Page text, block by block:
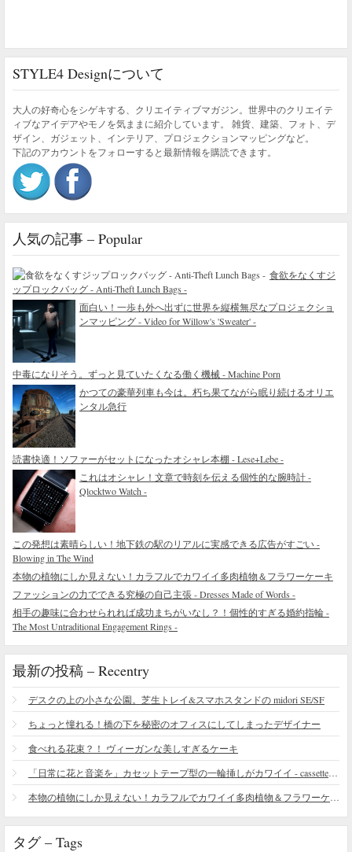
STYLE4 Designについて
大人の好奇心をシゲキする、クリエイティブマガジン。世界中のクリエイテ
ィブなアイデアやモノを気ままに紹介しています。 雑貨、建築、フォト、デ
ザイン、ガジェット、インテリア、プロジェクションマッピングなど。
下記のアカウントをフォローすると最新情報を購読できます。
人気の記事 – Popular
食欲をなくすジ
ップロックバッグ - Anti-Theft Lunch Bags -
面白い！一歩も外へ出ずに世界を縦横無尽なプロジェクショ
ンマッピング - Video for Willow's 'Sweater' -
中毒になりそう。ずっと見ていたくなる働く機械 - Machine Porn
かつての豪華列車も今は。朽ち果てながら眠り続けるオリエ
ンタル急行
読書快適！ソファーがセットになったオシャレ本棚 - Lese+Lebe -
これはオシャレ！文章で時刻を伝える個性的な腕時計 -
Qlocktwo Watch -
この発想は素晴らしい！地下鉄の駅のリアルに実感できる広告がすごい -
Blowing in The Wind
本物の植物にしか見えない！カラフルでカワイイ多肉植物＆フラワーケーキ
ファッションの力でできる究極の自己主張 - Dresses Made of Words -
相手の趣味に合わせられれば成功まちがいなし？！個性的すぎる婚約指輪 -
The Most Untraditional Engagement Rings -
最新の投稿 – Recentry
デスクの上の小さな公園。芝生トレイ&スマホスタンドの midori SE/SF
ちょっと憧れる！橋の下を秘密のオフィスにしてしまったデザイナー
食べれる花束？！ ヴィーガンな美しすぎるケーキ
タグ – Tags